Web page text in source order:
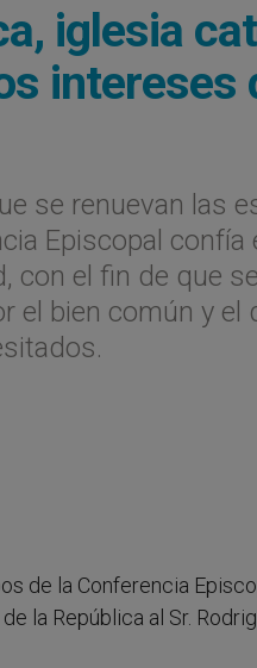
iglesia
intereses
se renuevan las
Episcopal confía
con el fin de que
el bien común y el
de la Conferencia
la República al Sr.